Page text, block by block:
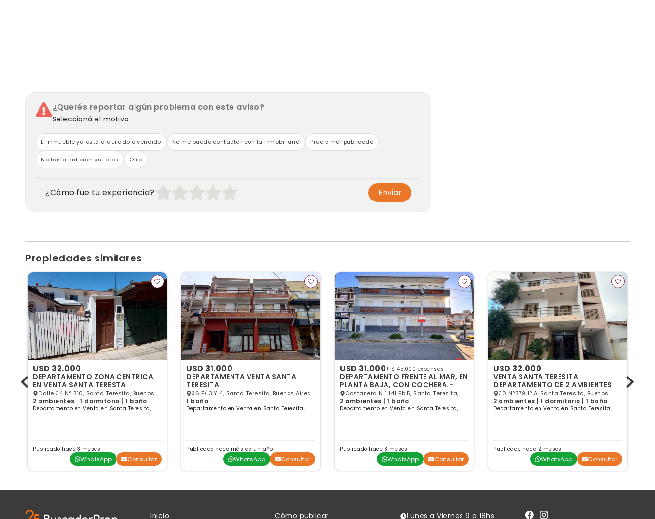
¿Querés reportar algún problema con este aviso?
Seleccioná el motivo:
El inmueble ya está alquilado o vendido No me puedo contactar con la inmobiliaria Precio mal publicado
No tenía suficientes fotos Otro
¿Cómo fue tu experiencia? Enviar
Propiedades similares
USD 32.000
DEPARTAMENTO ZONA CENTRICA
EN VENTA SANTA TERESTA
Calle 34 N° 310, Santa Teresita, Buenos
Aires
2 ambientes | 1 dormitorio | 1 baño
Departamento en Venta en Santa Teresita,
Publicado hace 3 meses
WhatsApp Consultar
USD 31.000
DEPARTAMENTA VENTA SANTA
TERESITA
36 E/ 3 Y 4, Santa Teresita, Buenos Aires
1 baño
Departamento en Venta en Santa Teresita,
Publicado hace más de un año
WhatsApp Consultar
USD 31.000+ $ 45.000 expensas
DEPARTAMENTO FRENTE AL MAR, EN
PLANTA BAJA, CON COCHERA.-
Costanera N º 141 Pb 5, Santa Teresita,
Buenos Aires
2 ambientes | 1 baño
Departamento en Venta en Santa Teresita,
Publicado hace 3 meses
WhatsApp Consultar
USD 32.000
VENTA SANTA TERESITA
DEPARTAMENTO DE 2 AMBIENTES
30 N°379 1° A, Santa Teresita, Buenos
Aires
2 ambientes | 1 dormitorio | 1 baño
Departamento en Venta en Santa Teresita,
Publicado hace 2 meses
WhatsApp Consultar
Inicio Cómo publicar Lunes a Viernes 9 a 18hs